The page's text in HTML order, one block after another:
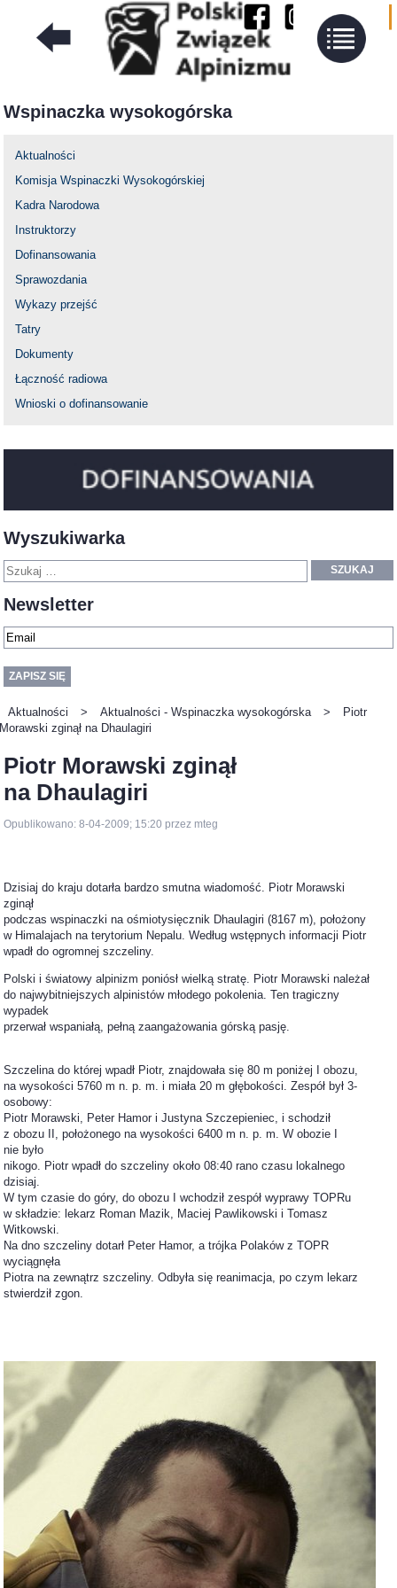
Wspinaczka wysokogórska
Aktualności
Komisja Wspinaczki Wysokogórskiej
Kadra Narodowa
Instruktorzy
Dofinansowania
Sprawozdania
Wykazy przejść
Tatry
Dokumenty
Łączność radiowa
Wnioski o dofinansowanie
Wyszukiwarka
SZUKAJ
Newsletter
Aktualności > Aktualności - Wspinaczka wysokogórska >
Piotr
Morawski zginął na Dhaulagiri
Piotr Morawski zginął
na Dhaulagiri
Opublikowano: 8-04-2009; 15:20 przez mteg
Dzisiaj do kraju dotarła bardzo smutna wiadomość. Piotr Morawski
zginął
podczas wspinaczki na ośmiotysięcznik Dhaulagiri (8167 m), położony
w Himalajach na terytorium Nepalu. Według wstępnych informacji Piotr
wpadł do ogromnej szczeliny.
Polski i światowy alpinizm poniósł wielką stratę. Piotr Morawski należał
do najwybitniejszych alpinistów młodego pokolenia. Ten tragiczny
wypadek
przerwał wspaniałą, pełną zaangażowania górską pasję.
Szczelina do której wpadł Piotr, znajdowała się 80 m poniżej I obozu,
na wysokości 5760 m n. p. m. i miała 20 m głębokości. Zespół był 3-
osobowy:
Piotr Morawski, Peter Hamor i Justyna Szczepieniec, i schodził
z obozu II, położonego na wysokości 6400 m n. p. m. W obozie I
nie było
nikogo. Piotr wpadł do szczeliny około 08:40 rano czasu lokalnego
dzisiaj.
W tym czasie do góry, do obozu I wchodził zespół wyprawy TOPRu
w składzie: lekarz Roman Mazik, Maciej Pawlikowski i Tomasz
Witkowski.
Na dno szczeliny dotarł Peter Hamor, a trójka Polaków z TOPR
wyciągnęła
Piotra na zewnątrz szczeliny. Odbyła się reanimacja, po czym lekarz
stwierdził zgon.